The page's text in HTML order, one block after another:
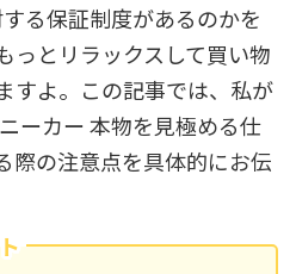
る保証制度があるのかを
っとリラックスして買い物
すよ。この記事では、私が
ーカー 本物を見極める仕
際の注意点を具体的にお伝